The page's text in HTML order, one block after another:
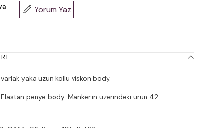
Yorum Yaz
yaka uzun kollu viskon body.
penye body. Mankenin üzerindeki ürün 42